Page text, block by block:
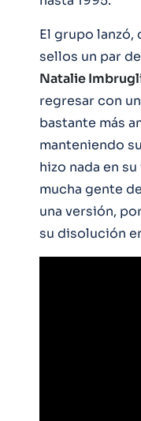
El grupo
sellos un par
Natalie
regresar con
bastante más
manteniendo
hizo nada en
mucha gente
una versión,
su disolución